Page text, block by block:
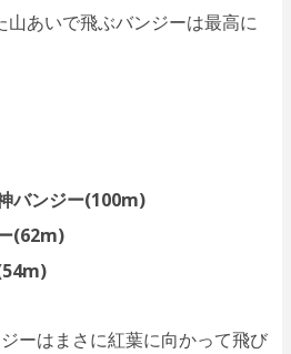
山あいで飛ぶバンジーは最高に
バンジー(100m)
(62m)
ーはまさに紅葉に向かって飛び